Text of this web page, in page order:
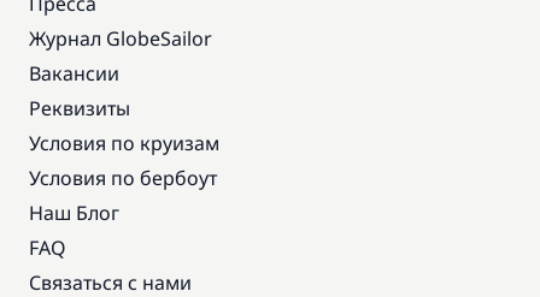
Журнал GlobeSailor
Вакансии
Реквизиты
Условия по круизам
Условия по бербоут
Наш Блог
FAQ
Связаться с нами